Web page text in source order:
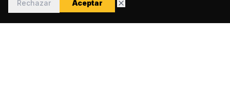
Rechazar
Aceptar